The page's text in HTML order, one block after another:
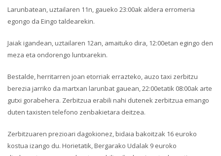
Larunbatean, uztailaren 11n, gaueko 23:00ak aldera erromeria
egongo da Eingo taldearekin.
Jaiak igandean, uztailaren 12an, amaituko dira, 12:00etan egingo den
meza eta ondorengo luntxarekin.
Bestalde, herritarren joan etorriak errazteko, auzo taxi zerbitzu
berezia jarriko da martxan larunbat gauean, 22:00etatik 08:00ak arte
gutxi gorabehera. Zerbitzua erabili nahi dutenek zerbitzua emango
duten taxisten telefono zenbakietara deitzea.
Zerbitzuaren prezioari dagokionez, bidaia bakoitzak 16 euroko
kostua izango du. Horietatik, Bergarako Udalak 9 euroko